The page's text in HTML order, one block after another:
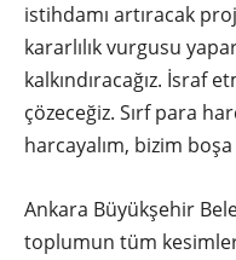
istihdamı artıracak
kararlılık vurgusu
kalkındıracağız. İsraf
çözeceğiz. Sırf para
harcayalım, bizim
Ankara Büyükşehir
toplumun tüm